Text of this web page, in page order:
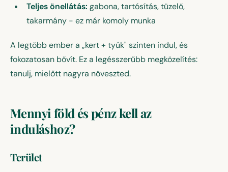
Teljes önellátás: gabona, tartósítás, tüzelő,
takarmány - ez már komoly munka
A legtöbb ember a „kert + tyúk" szinten indul, és
fokozatosan bővít. Ez a legésszerűbb megközelítés:
tanulj, mielőtt nagyra növeszted.
Mennyi föld és pénz kell az
induláshoz?
Terület